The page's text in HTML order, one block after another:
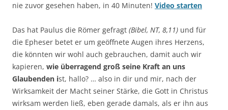
nie zuvor gesehen haben, in 40 Minuten! Video starten
Das hat Paulus die Römer gefragt (Bibel, NT, 8,11) und für
die Epheser betet er um geöffnete Augen ihres Herzens,
die könnten wir wohl auch gebrauchen, damit auch wir
kapieren, wie überragend groß seine Kraft an uns
Glaubenden ist, hallo? … also in dir und mir, nach der
Wirksamkeit der Macht seiner Stärke, die Gott in Christus
wirksam werden ließ, eben gerade damals, als er ihn aus